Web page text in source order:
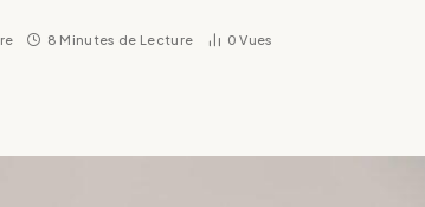
8 Minutes de Lecture 0Vues